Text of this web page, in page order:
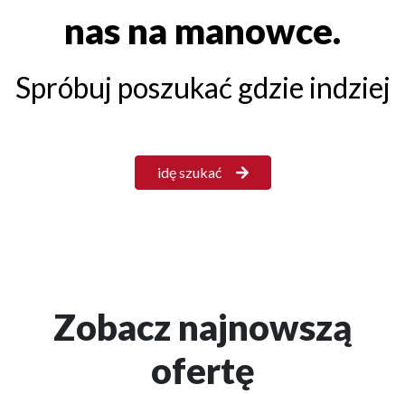
nas na manowce.
Spróbuj poszukać gdzie indziej
idę szukać
Zobacz najnowszą
ofertę